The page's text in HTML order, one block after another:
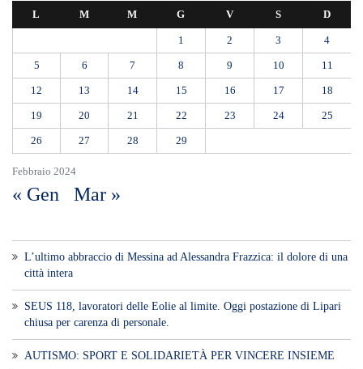
Febbraio 2024
L M M G V S D
1 2 3 4
5 6 7 8 9 10 11
12 13 14 15 16 17 18
19 20 21 22 23 24 25
26 27 28 29
« Gen Mar »
L’ultimo abbraccio di Messina ad Alessandra Frazzica: il dolore di una
città intera
SEUS 118, lavoratori delle Eolie al limite. Oggi postazione di Lipari
chiusa per carenza di personale.
AUTISMO: SPORT E SOLIDARIETÀ PER VINCERE INSIEME